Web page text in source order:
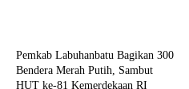
Pemkab Labuhanbatu Bagikan 300
Bendera Merah Putih, Sambut
HUT ke-81 Kemerdekaan RI